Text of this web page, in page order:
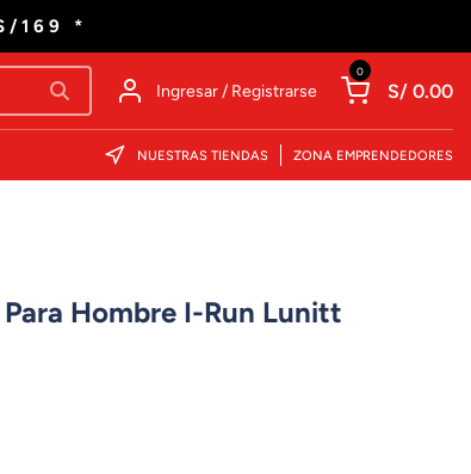
169 *
Ingresar / Registrarse
0
S/ 0.00
NUESTRAS TIENDAS ZONA EMPRENDEDORES
Hombre I-Run Lunitt